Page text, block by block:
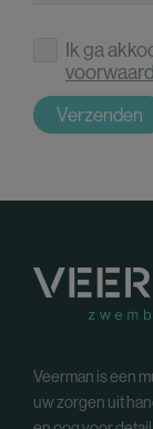
Ik ga
Verzenden
Veerman is een
uw zorgen uit